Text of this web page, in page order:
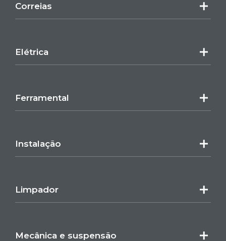
Correias
Elétrica
Ferramental
Instalação
Limpador
Mecânica e suspensão